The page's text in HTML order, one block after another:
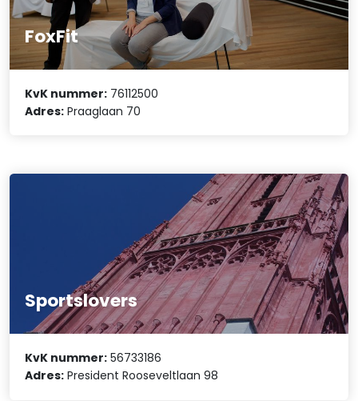
FoxFit
KvK nummer: 76112500
Adres: Praaglaan 70
Sportslovers
KvK nummer: 56733186
Adres: President Rooseveltlaan 98